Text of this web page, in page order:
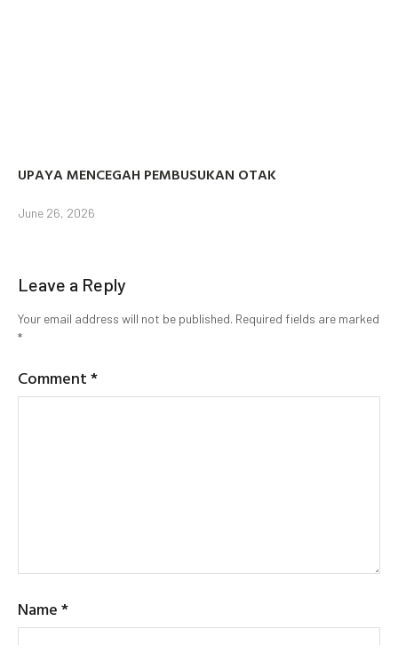
UPAYA MENCEGAH PEMBUSUKAN OTAK
June 26, 2026
Leave a Reply
Your email address will not be published. Required fields are marked
*
Comment*
Name*